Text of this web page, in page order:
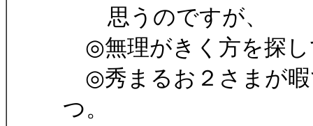
思うのですが、
◎無理がきく方を探し
◎秀まるお２さまが暇
つ。